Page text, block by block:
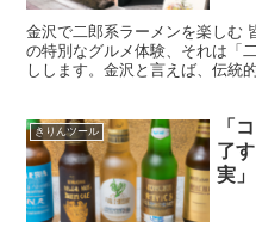
金沢で二郎系ラーメンを楽しむ
の特別なグルメ体験、それは「
しします。金沢と言えば、伝統
きりんツール
「
了
実」